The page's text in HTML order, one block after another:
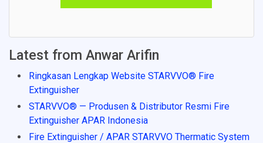
Latest from Anwar Arifin
Ringkasan Lengkap Website STARVVO® Fire
Extinguisher
STARVVO® — Produsen & Distributor Resmi Fire
Extinguisher APAR Indonesia
Fire Extinguisher / APAR STARVVO Thermatic System